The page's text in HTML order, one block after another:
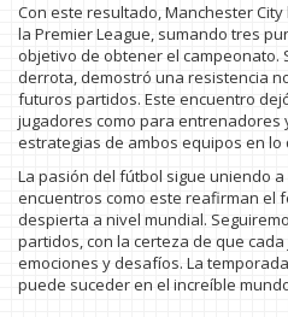
Con este resultado, Manchester
la Premier League, sumando tres
objetivo de obtener el campeonato.
derrota, demostró una resistencia
futuros partidos. Este encuentro
jugadores como para entrenadores
estrategias de ambos equipos en
La pasión del fútbol sigue uniendo
encuentros como este reafirman el
despierta a nivel mundial.
partidos, con la certeza de que
emociones y desafíos. La
puede suceder en el increíble